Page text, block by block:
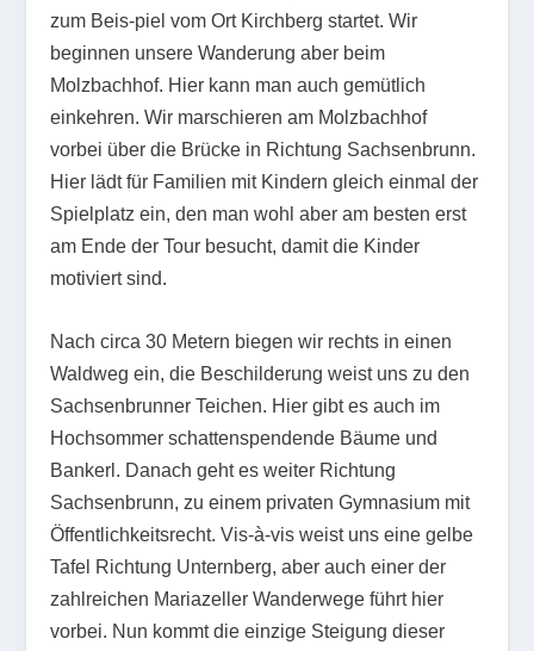
zum Beis-piel vom Ort Kirchberg startet. Wir
beginnen unsere Wanderung aber beim
Molzbachhof. Hier kann man auch gemütlich
einkehren. Wir marschieren am Molzbachhof
vorbei über die Brücke in Richtung Sachsenbrunn.
Hier lädt für Familien mit Kindern gleich einmal der
Spielplatz ein, den man wohl aber am besten erst
am Ende der Tour besucht, damit die Kinder
motiviert sind.
Nach circa 30 Metern biegen wir rechts in einen
Waldweg ein, die Beschilderung weist uns zu den
Sachsenbrunner Teichen. Hier gibt es auch im
Hochsommer schattenspendende Bäume und
Bankerl. Danach geht es weiter Richtung
Sachsenbrunn, zu einem privaten Gymnasium mit
Öffentlichkeitsrecht. Vis-à-vis weist uns eine gelbe
Tafel Richtung Unternberg, aber auch einer der
zahlreichen Mariazeller Wanderwege führt hier
vorbei. Nun kommt die einzige Steigung dieser